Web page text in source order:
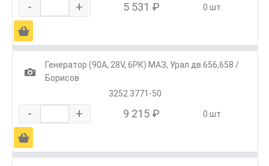
- + 5 531 ₽ 0 шт.
Ä
1
Генератор (90А, 28V, 6РК) МАЗ, Урал дв.656,658 /
Борисов
3252.3771-50
- + 9 215 ₽ 0 шт.
Ä